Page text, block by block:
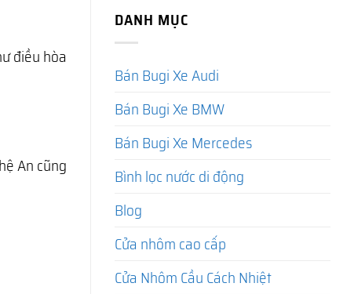
điều hòa
An cũng
DANH MỤC
Bán Bugi Xe Audi
Bán Bugi Xe BMW
Bán Bugi Xe Mercedes
Bình lọc nước di động
Blog
Cửa nhôm cao cấp
Cửa Nhôm Cầu Cách Nhiệt